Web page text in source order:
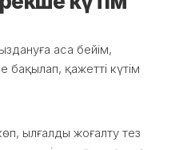
аса бейім,
қажетті күтім
ылғалды жоғалту тез